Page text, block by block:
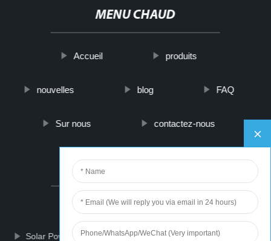
MENU CHAUD
Accueil produits
nouvelles blog FAQ
Sur nous contactez-nous
PARTNER COMPANY
Air Pressure Switch Adjustment
Solar Power And Battery Storage The Dress Vendors